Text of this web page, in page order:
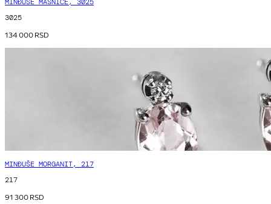
MINĐUŠE MAŠNICE, 3025
3025
134 000RSD
MINĐUŠE MORGANIT, 217
217
91 300RSD